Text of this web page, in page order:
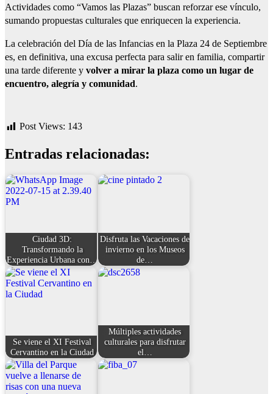
Actividades como “Vamos las Plazas” buscan reforzar ese vínculo,
sumando propuestas culturales que enriquecen la experiencia.
La celebración del Día de las Infancias en la Plaza 24 de Septiembre
es, en definitiva, una excusa perfecta para salir en familia, compartir
una tarde diferente y volver a mirar la plaza como un lugar de
encuentro, alegría y comunidad.
Post Views: 143
Entradas relacionadas:
Ciudad 3D:
Transformando la
Experiencia Urbana con…
Disfruta las Vacaciones de
invierno en los Museos
de…
Se viene el XI Festival
Cervantino en la Ciudad
Múltiples actividades
culturales para disfrutar
el…